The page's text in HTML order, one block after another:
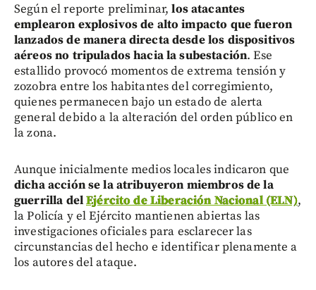
Según el reporte preliminar,los atacantes
emplearon explosivos de alto impacto que fueron
lanzados de manera directa desde los dispositivos
aéreos no tripulados hacia la subestación. Ese
estallido provocó momentos de extrema tensión y
zozobra entre los habitantes del corregimiento,
quienes permanecen bajo un estado de alerta
general debido a la alteración del orden público en
la zona.
Aunque inicialmente medios locales indicaron que
dicha acción se la atribuyeron miembros de la
guerrilla delEjército de Liberación Nacional (ELN),
la Policía y el Ejército mantienen abiertas las
investigaciones oficiales para esclarecer las
circunstancias del hecho e identificar plenamente a
los autores del ataque.